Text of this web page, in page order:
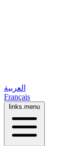
العربية
Français
links.menu